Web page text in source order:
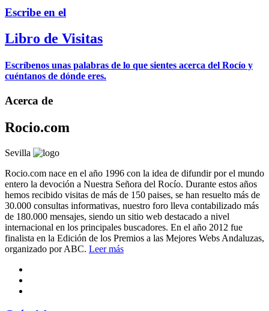
Escribe en el
Libro de Visitas
Escríbenos unas palabras de lo que sientes acerca del Rocío y
cuéntanos de dónde eres.
Acerca de
Rocio.com
Sevilla
Rocio.com nace en el año 1996 con la idea de difundir por el mundo
entero la devoción a Nuestra Señora del Rocío. Durante estos años
hemos recibido visitas de más de 150 paises, se han resuelto más de
30.000 consultas informativas, nuestro foro lleva contabilizado más
de 180.000 mensajes, siendo un sitio web destacado a nivel
internacional en los principales buscadores. En el año 2012 fue
finalista en la Edición de los Premios a las Mejores Webs Andaluzas,
organizado por ABC. Leer más